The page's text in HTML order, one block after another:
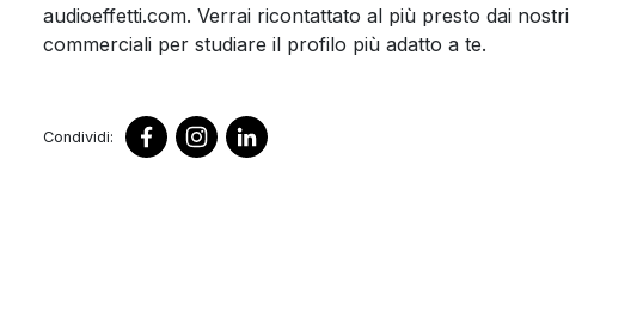
audioeffetti.com. Verrai ricontattato al più presto dai nostri
commerciali per studiare il profilo più adatto a te.
Condividi: